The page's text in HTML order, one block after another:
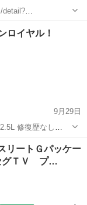
detail?
ロイヤル！
9月29日
・クリアラン...
ンロイヤル
リートＧパッケー
ＴＶ プ…